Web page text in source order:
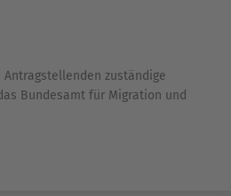
zuständige
Bundesamt für Migration und